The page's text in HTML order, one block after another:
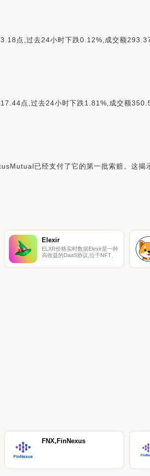
点,过去24小时下跌0.12%,成交额
点,过去24小时下跌1.81%,成交额
已经支付了它的第一批索赔。这揭
Elexir
ELXR价格实时数据Elexir是一种
高收益的DaaS协议,位于NFT、
的目标：通过游戏化为建立被动
FNX,FinNexus